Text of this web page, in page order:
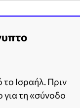
Ισραήλ. Πριν
για τη «σύνοδο